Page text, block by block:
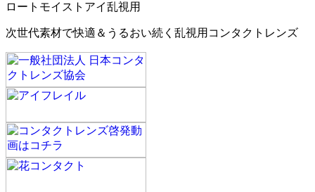
ロートモイストアイ乱視用
次世代素材で快適＆うるおい続く乱視用コンタクトレンズ